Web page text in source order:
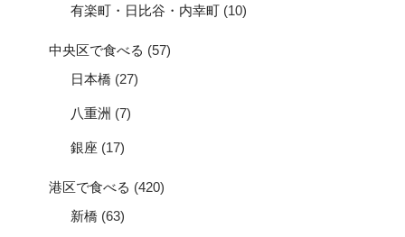
有楽町・日比谷・内幸町 (10)
中央区で食べる (57)
日本橋 (27)
八重洲 (7)
銀座 (17)
港区で食べる (420)
新橋 (63)